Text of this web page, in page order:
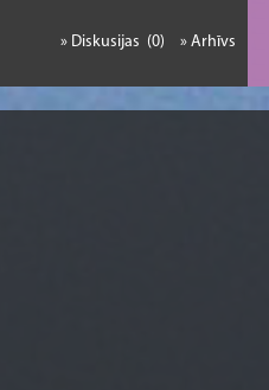
» Arhīvs
» Diskusijas (0)